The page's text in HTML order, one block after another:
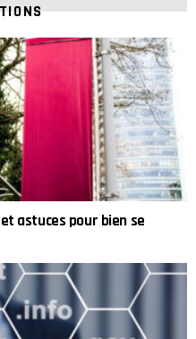
astuces pour bien se